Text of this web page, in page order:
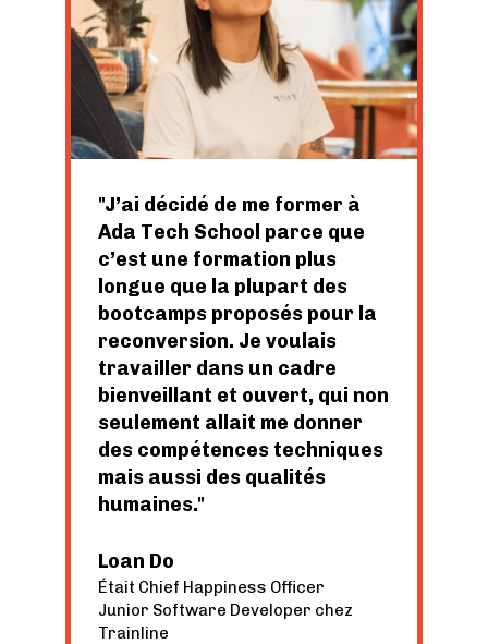
J’ai décidé de me former à
Ada Tech School parce que
c’est une formation plus
longue que la plupart des
bootcamps proposés pour la
reconversion. Je voulais
travailler dans un cadre
bienveillant et ouvert, qui non
seulement allait me donner
des compétences techniques
mais aussi des qualités
humaines.
Loan Do
Était Chief Happiness Officer
Junior Software Developer chez
Trainline